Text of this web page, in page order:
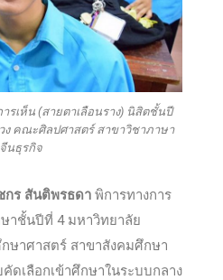
รเห็น (สายตาเลือนราง) นิสิตชั้นปี
คณะศิลปศาสตร์ สาขาวิชาภาษา
จีนธุรกิจ
กร สันติพรธดา พิการทางการ
าชั้นปีที่ 4 มหาวิทยาลัย
าศาสตร์ สาขาสังคมศึกษา
ดเลือกเข้าศึกษาในระบบกลาง